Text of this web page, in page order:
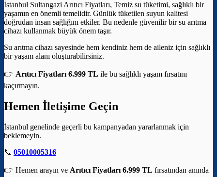
İstanbul Sultangazi Arıtıcı Fiyatları, Temiz su tüketimi, sağlıklı bir
yaşamın en önemli temelidir. Günlük tüketilen suyun kalitesi
doğrudan insan sağlığını etkiler. Bu nedenle güvenilir bir su arıtma
cihazı kullanmak büyük önem taşır.
Su arıtma cihazı sayesinde hem kendiniz hem de aileniz için sağlıklı
bir yaşam alanı oluşturabilirsiniz.
👉 Arıtıcı Fiyatları 6.999 TL ile bu sağlıklı yaşam fırsatını
kaçırmayın.
Hemen İletişime Geçin
İstanbul genelinde geçerli bu kampanyadan yararlanmak için
beklemeyin.
📞 05010005316
👉 Hemen arayın ve Arıtıcı Fiyatları 6.999 TL fırsatından anında